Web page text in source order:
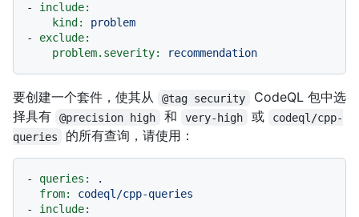
-
include:
kind:
problem
-
exclude:
problem.severity:
recommendation
要创建一个套件，使其从 @tag security
CodeQL 包中选
择具有
@precision high 和 very-high 或
codeql/cpp-
queries
的所有查询，请使用：
- queries:
.
from:
codeql/cpp-queries
-
include: